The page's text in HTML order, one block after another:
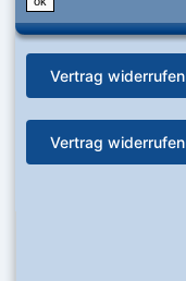
Vertrag widerrufen
Vertrag widerrufen